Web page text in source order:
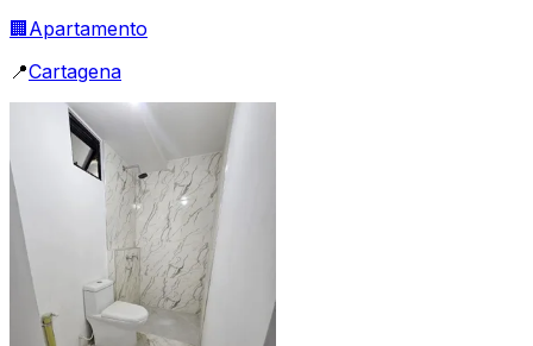
🏢 Apartamento
📍Cartagena